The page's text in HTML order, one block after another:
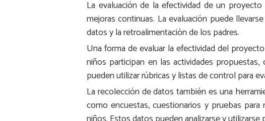
La evaluación de la efectividad de un
mejoras continuas. La evaluación puede
datos y la retroalimentación de los padres.
Una forma de evaluar la efectividad del
niños participan en las actividades
pueden utilizar rúbricas y listas de control para
La recolección de datos también es una
como encuestas, cuestionarios y pruebas